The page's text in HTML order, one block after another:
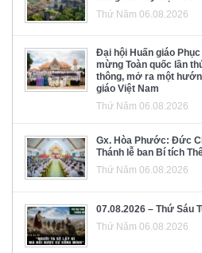
Thứ Năm 06.08.2026
Đại hội Huấn giáo
mừng Toàn quốc lần
thông, mở ra một
giáo Việt Nam
Thứ Năm 06.08.2026
Gx. Hòa Phước: Đức
Thánh lễ ban Bí tích
Thứ Năm 06.08.2026
07.08.2026 – Thứ Sáu
Thứ Năm 06.08.2026